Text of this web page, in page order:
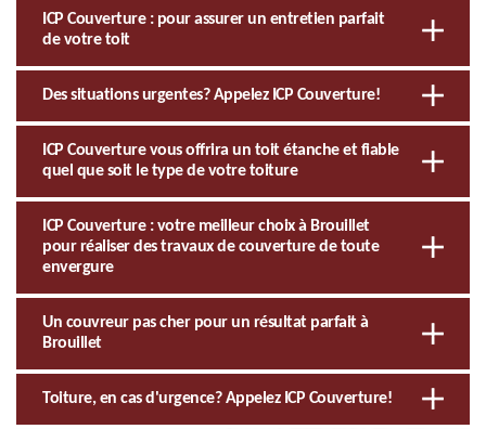
ICP Couverture : pour assurer un entretien parfait
de votre toit
Des situations urgentes? Appelez ICP Couverture!
ICP Couverture vous offrira un toit étanche et fiable
quel que soit le type de votre toiture
ICP Couverture : votre meilleur choix à Brouillet
pour réaliser des travaux de couverture de toute
envergure
Un couvreur pas cher pour un résultat parfait à
Brouillet
Toiture, en cas d'urgence? Appelez ICP Couverture!